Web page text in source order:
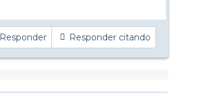
Responder Responder citando